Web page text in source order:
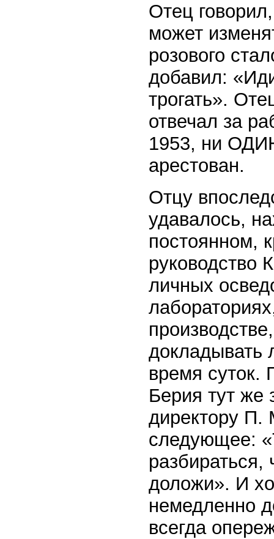
Отец
может
розового
добавил:
трогать».
отвечал за
1953, ни
арестован.
Отцу
удавалось,
постоянном,
руководство
личных
докладывать
время суток.
Берия тут же
директору П.
следующее:
разбираться,
доложи». И
немедленно
всегда